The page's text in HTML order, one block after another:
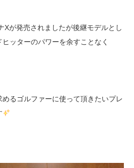
Xが発売されましたが後継モデルとし
ッターのパワーを余すことなく
るゴルファーに使って頂きたいプレ